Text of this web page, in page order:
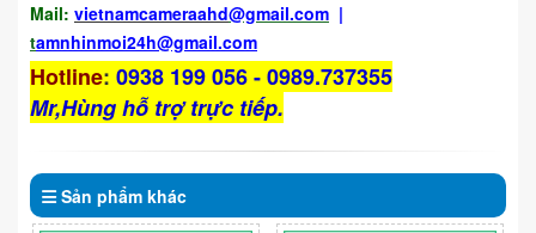
Mail: vietnamcameraahd@gmail.com |
tamnhinmoi24h@gmail.com
Hotline: 0938 199 056 - 0989.737355
Mr,Hùng hỗ trợ trực tiếp.
Sản phẩm khác